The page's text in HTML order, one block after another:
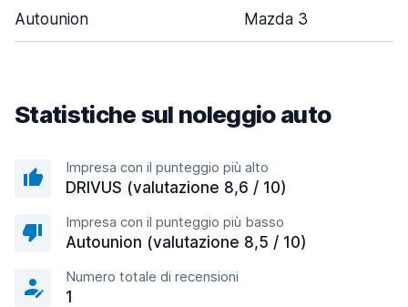
Autounion Mazda 3
Statistiche sul noleggio auto
Impresa con il punteggio più alto
DRIVUS (valutazione 8,6 / 10)
Impresa con il punteggio più basso
Autounion (valutazione 8,5 / 10)
Numero totale di recensioni
1